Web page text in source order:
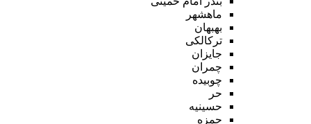
ماهشهر
بهبهان
ترکالکی
جایزان
چمران
چوبیده
حر
حسینیه
حمزه